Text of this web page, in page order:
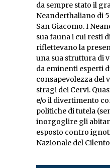
da sempre stato il
Neanderthaliano di
San Giacomo. I
sua fauna i cui resti
riflettevano la
una sua struttura di
da eminenti esperti
consapevolezza del
stragi dei Cervi.
e/o il divertimento
politiche di tutela
inorgoglire gli
esposto contro
Nazionale del